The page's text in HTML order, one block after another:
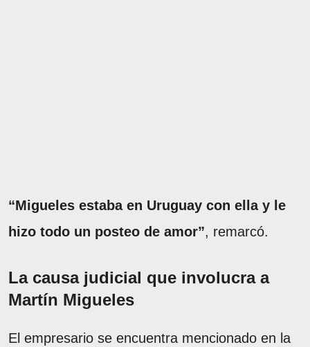
“Migueles estaba en Uruguay con ella y le
hizo todo un posteo de amor”, remarcó.
La causa judicial que involucra a
Martín Migueles
El empresario se encuentra mencionado en la